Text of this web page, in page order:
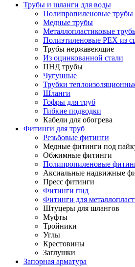
Трубы и шланги для воды
Полипропиленовые трубы
Медные трубы
Металлопластиковые
Полиэтиленовые PEX из
Трубы нержавеющие
Из оцинкованной стали
ПНД трубы
Чугунные
Трубки
Шланги
Гофры для труб
Гибкие подводки
Кабели для обогрева
Фитинги для труб
Резьбовые фитинги
Медные фитинги под
Обжимные фитинги
Полипропиленовые
Аксиальные надвижные
Пресс фитинги
Фитинги пнд
Фитинги для
Штуцеры для шлангов
Муфты
Тройники
Углы
Крестовины
Заглушки
Запорная арматура